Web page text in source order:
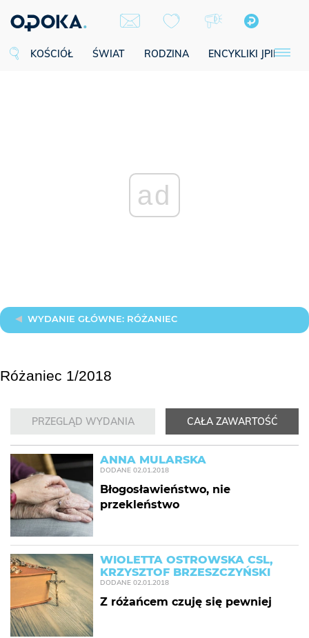
KOŚCIÓŁ ŚWIAT RODZINA ENCYKLIKI JPII
ad
WYDANIE GŁÓWNE: RÓŻANIEC
Różaniec 1/2018
PRZEGLĄD WYDANIA CAŁA ZAWARTOŚĆ
ANNA MULARSKA
DODANE 02.01.2018
Błogosławieństwo, nie
przekleństwo
WIOLETTA OSTROWSKA CSL,
KRZYSZTOF BRZESZCZYŃSKI
DODANE 02.01.2018
Z różańcem czuję się pewniej